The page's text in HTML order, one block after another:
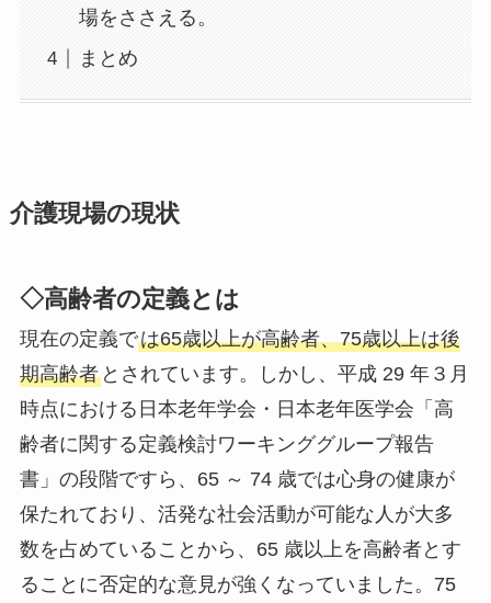
場をささえる。
まとめ
介護現場の現状
◇高齢者の定義とは
現在の定義では65歳以上が高齢者、75歳以上は後
期高齢者とされています。しかし、平成 29 年３月
時点における日本老年学会・日本老年医学会「高
齢者に関する定義検討ワーキンググループ報告
書」の段階ですら、65 ～ 74 歳では心身の健康が
保たれており、活発な社会活動が可能な人が大多
数を占めていることから、65 歳以上を高齢者とす
ることに否定的な意見が強くなっていました。75